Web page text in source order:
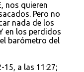
nos quieren
Pero no
nada de los
en los perdidos
barómetro del
15, a las 11:27;